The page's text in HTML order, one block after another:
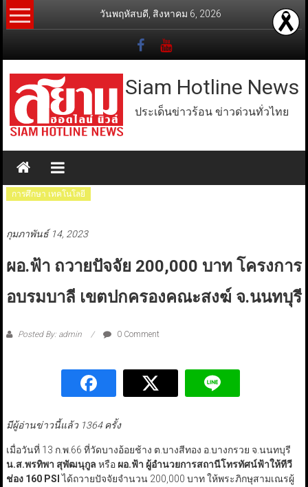
Skip
to
วันพฤหัสบดี, สิงหาคม 6, 2026
Siam Hotline News
ประเด็นข่าวร้อน ข่าวด่วนทั่วไทย
การศึกษา เทคโนโลยี
กุมภาพันธ์ 14, 2023
ผอ.ฟ้า ถวายปัจจัย 200,000 บาท โครงการ
อบรมบาลี เขตปกครองคณะสงฆ์ จ.นนทบุรี
Posted By: admin 0 Comment
มีผู้อ่านข่าวนี้แล้ว 1364 ครั้ง
เมื่อวันที่ 13 ก.พ.66 ที่วัดบางอ้อยช้าง ต.บางสีทอง อ.บางกรวย จ.นนทบุรี
น.ส.พรทิพา สุพัฒนุกูล หรือ ผอ.ฟ้า ผู้อำนวยการสถานีโทรทัศน์ฟ้าให้ทีวี
ช่อง 160 PSI ได้ถวายปัจจัยจำนวน 200,000 บาท ให้พระภิกษุสามเณรผู้